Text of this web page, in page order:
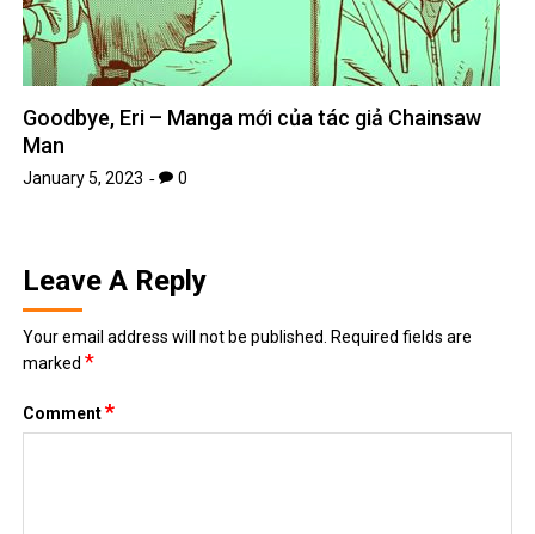
Goodbye, Eri – Manga mới của tác giả Chainsaw
Man
January 5, 2023 0
Leave A Reply
Your email address will not be published. Required fields are
marked*
Comment*